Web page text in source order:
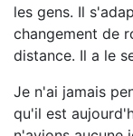
les gens. Il
changement de
distance. Il a le
Je n'ai jamais
qu'il est